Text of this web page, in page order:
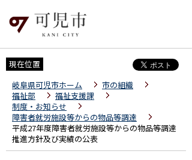
現在位置
岐阜県可児市ホーム
市の組織
福祉部
福祉支援課
制度・お知らせ
障害者就労施設等からの物品等調達
平成27年度障害者就労施設等からの物品等調達
推進方針及び実績の公表